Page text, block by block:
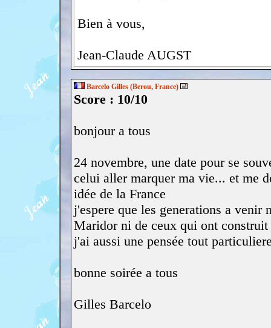
Bien à vous,
Jean-Claude AUGST
Barcelo Gilles (Berou, France)
Score : 10/10
bonjour a tous
24 novembre, une date pour se
celui aller marquer ma vie... et me
idée de la France
j'espere que les generations a venir
Maridor ni de ceux qui ont construit
j'ai aussi une pensée tout
bonne soirée a tous
Gilles Barcelo